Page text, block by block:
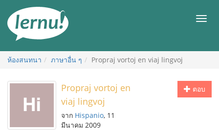
สารบัญ
เมนู
ห้องสนทนา ภาษาอื่น ๆ Propraj vortoj en viaj lingvoj
ตอบ
Propraj vortoj en
viaj lingvoj
จาก Hispanio, 11
มีนาคม 2009